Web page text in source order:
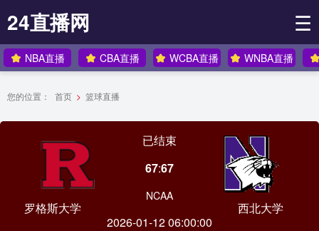
24直播网 ☰
NBA直播 CBA直播 WCBA直播 WNBA直播
您的位置： 首页 > 篮球直播
罗格斯大学
已结束
67:67
NCAA
2026-01-12 06:00:00
西北大学